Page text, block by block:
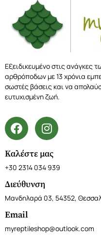
Εξειδικευμένο στις ανάγκες
αρθρόποδων με 13 χρόνια
σωστές βάσεις και να
ευτυχισμένη ζωή.
Καλέστε μας
+30 2314 034 939
Διεύθυνση
Μανδηλαρά 03, 54352,
Email
myreptileshop@outlook.com